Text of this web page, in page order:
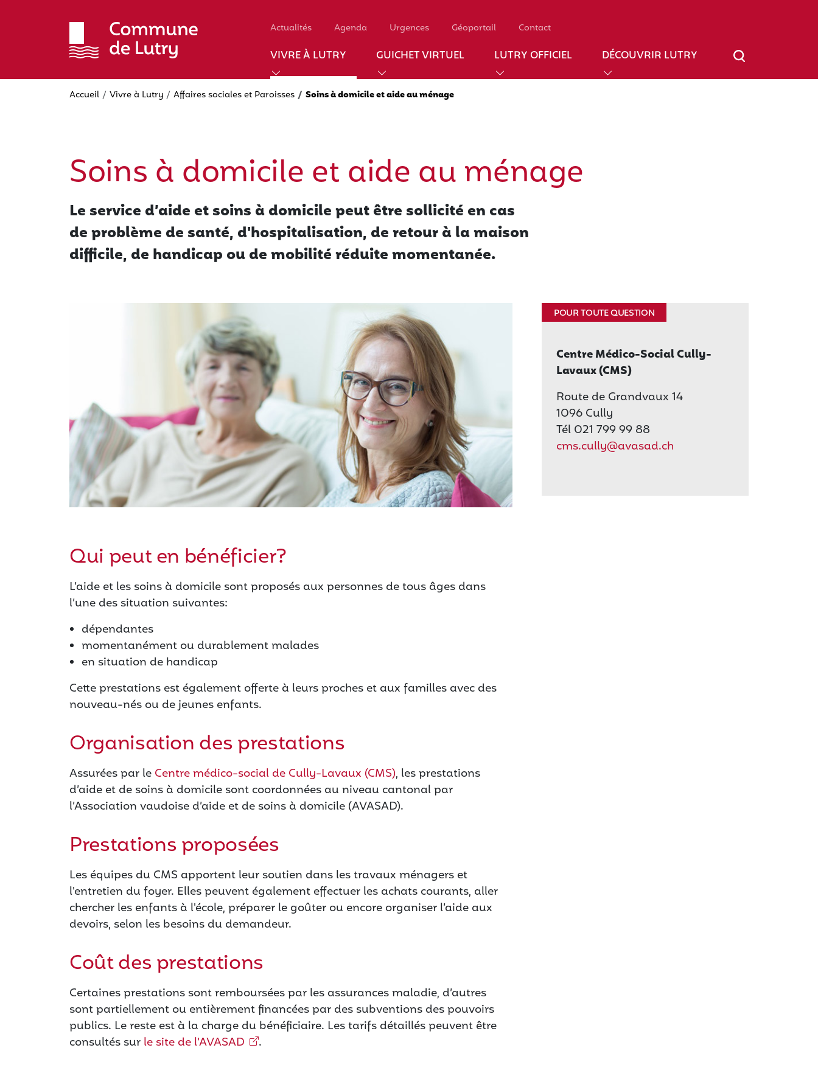
Actualités Agenda Urgences Géoportail Contact
VIVRE À LUTRY GUICHET VIRTUEL LUTRY OFFICIEL DÉCOUVRIR LUTRY
Accueil Vivre à Lutry Affaires sociales et Paroisses Soins à domicile et aide au ménage
Soins à domicile et aide au ménage
Le service d’aide et soins à domicile peut être sollicité en cas
de problème de santé, d'hospitalisation, de retour à la maison
difficile, de handicap ou de mobilité réduite momentanée.
Qui peut en bénéficier?
L’aide et les soins à domicile sont proposés aux personnes de tous âges dans
l’une des situation suivantes:
dépendantes
momentanément ou durablement malades
en situation de handicap
Cette prestations est également offerte à leurs proches et aux familles avec des
nouveau-nés ou de jeunes enfants.
Organisation des prestations
Assurées par le Centre médico-social de Cully-Lavaux (CMS), les prestations
d’aide et de soins à domicile sont coordonnées au niveau cantonal par
l’Association vaudoise d’aide et de soins à domicile (AVASAD).
Prestations proposées
Les équipes du CMS apportent leur soutien dans les travaux ménagers et
l'entretien du foyer. Elles peuvent également effectuer les achats courants, aller
chercher les enfants à l'école, préparer le goûter ou encore organiser l’aide aux
devoirs, selon les besoins du demandeur.
Coût des prestations
Certaines prestations sont remboursées par les assurances maladie, d’autres
sont partiellement ou entièrement financées par des subventions des pouvoirs
publics. Le reste est à la charge du bénéficiaire. Les tarifs détaillés peuvent être
consultés sur le site de l’AVASAD .
POUR TOUTE QUESTION
Centre Médico-Social Cully-
Lavaux (CMS)
Route de Grandvaux 14
1096 Cully
Tél 021 799 99 88
cms.cully@avasad.ch